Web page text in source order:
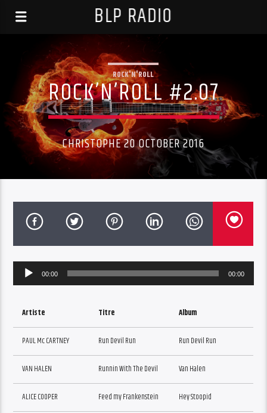
BLP RADIO
ROCK'N'ROLL
ROCK’N’ROLL #2.07
CHRISTOPHE 20 OCTOBER 2016
Audio
Player
00:00 00:00
Artiste Titre Album
PAUL Mc CARTNEY Run Devil Run Run Devil Run
VAN HALEN Runnin With The Devil Van Halen
ALICE COOPER Feed my Frankenstein Hey Stoopid